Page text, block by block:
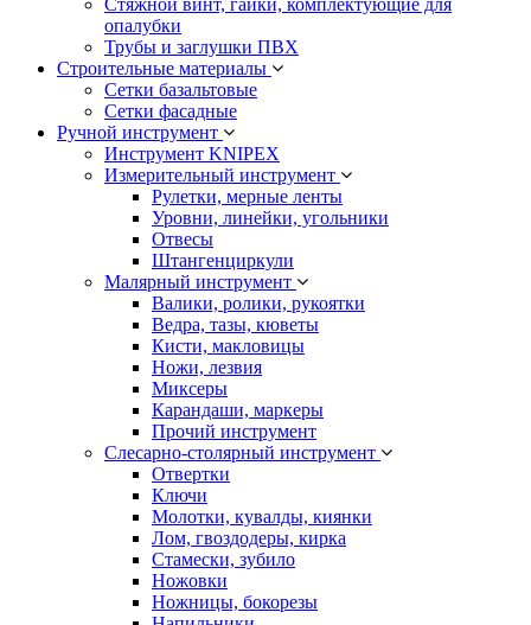
опалубки
Трубы и заглушки ПВХ
Строительные материалы
Сетки базальтовые
Сетки фасадные
Ручной инструмент
Инструмент KNIPEX
Измерительный инструмент
Рулетки, мерные ленты
Уровни, линейки, угольники
Отвесы
Штангенциркули
Малярный инструмент
Валики, ролики, рукоятки
Ведра, тазы, кюветы
Кисти, макловицы
Ножи, лезвия
Миксеры
Карандаши, маркеры
Прочий инструмент
Слесарно-столярный инструмент
Отвертки
Ключи
Молотки, кувалды, киянки
Лом, гвоздодеры, кирка
Стамески, зубило
Ножовки
Ножницы, бокорезы